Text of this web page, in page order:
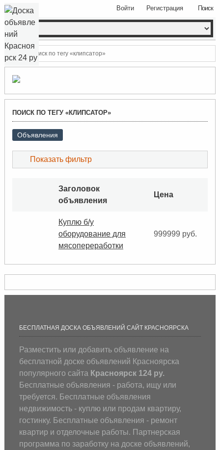
Поиск
Войти Регистрация
Поиск по тегу «клипсатор»
ПОИСК ПО ТЕГУ «КЛИПСАТОР»
Объявления
Показать фильтр
Заголовок
объявления
Цена
Куплю б/у
оборудование для
мясопереработки
999999 руб.
БЕСПЛАТНАЯ ДОСКА ОБЪЯВЛЕНИЙ САЙТ КРАСНОЯРСКА
Разместить или добавить объявление на
бесплатной доске объявлений Красноярска
популярного сайта Красноярск 124 ру.
Бесплатные объявления - работа, ищу или
требуется. Бесплатные объявления
недвижимость - куплю или продам квартиру,
гостинку. Бесплатные объявления - ремонт
квартир и отделочные работы. Партнерская
программа по заработку на доске объявлений,